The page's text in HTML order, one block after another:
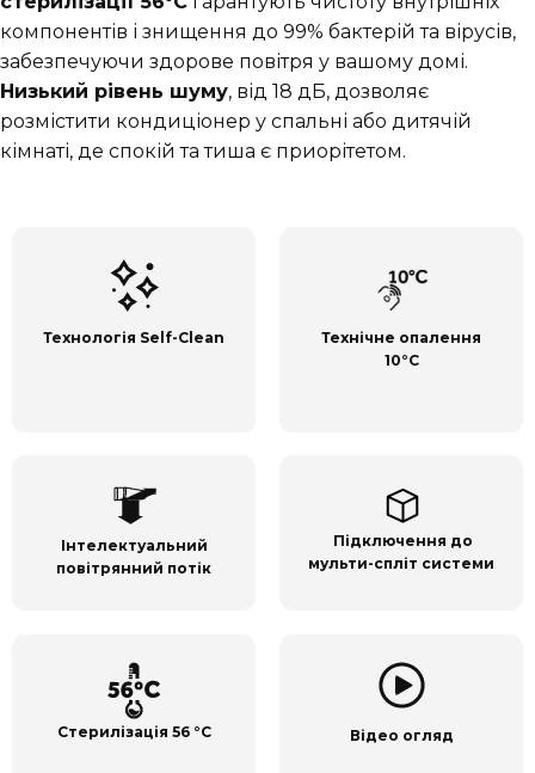
компонентів і знищення до 99% бактерій та вірусів,
забезпечуючи здорове повітря у вашому домі.
Низький рівень шуму, від 18 дБ, дозволяє
розмістити кондиціонер у спальні або дитячій
кімнаті, де спокій та тиша є приорітетом.
Технологія Self-Clean
Технічне опалення
10°С
Інтелектуальний
повітрянний потік
Підключення до
мульти-спліт системи
Стерилізація 56 °C Відео огляд